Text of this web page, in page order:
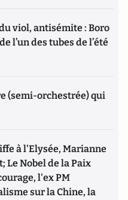
viol, antisémite : Boro
l’un des tubes de l’été
(semi-orchestrée) qui
à l'Elysée, Marianne
Le Nobel de la Paix
l'ex PM
sur la Chine, la